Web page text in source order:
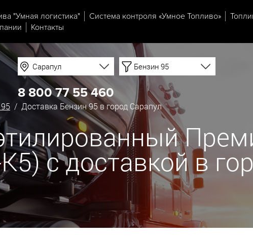
"Умная логистика" Система контроля «Умное Топливо»
Контакты
Сарапул Бензин 95
8 800 77 55 460
/ Доставка Бензин 95 в город Сарапул
с доставкой в